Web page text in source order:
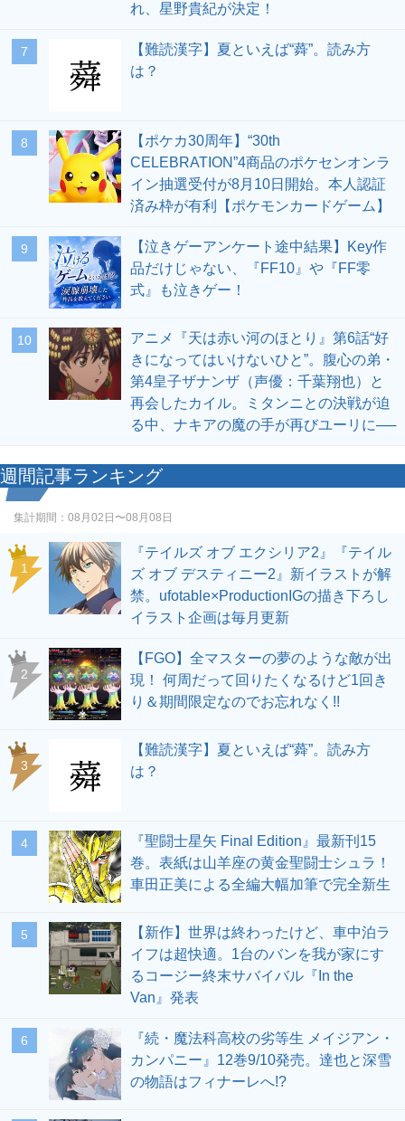
れ、星野貴紀が決定！
7
【難読漢字】夏といえば“蕣”。読み方
は？
8
【ポケカ30周年】“30th
CELEBRATION”4商品のポケセンオンラ
イン抽選受付が8月10日開始。本人認証
済み枠が有利【ポケモンカードゲーム】
9
【泣きゲーアンケート途中結果】Key作
品だけじゃない、『FF10』や『FF零
式』も泣きゲー！
10
アニメ『天は赤い河のほとり』第6話“好
きになってはいけないひと”。腹心の弟・
第4皇子ザナンザ（声優：千葉翔也）と
再会したカイル。ミタンニとの決戦が迫
る中、ナキアの魔の手が再びユーリに──
週間記事ランキング
集計期間： 08月02日〜08月08日
1
『テイルズ オブ エクシリア2』『テイル
ズ オブ デスティニー2』新イラストが解
禁。ufotable×ProductionIGの描き下ろし
イラスト企画は毎月更新
2
【FGO】全マスターの夢のような敵が出
現！ 何周だって回りたくなるけど1回き
り＆期間限定なのでお忘れなく!!
3
【難読漢字】夏といえば“蕣”。読み方
は？
4
『聖闘士星矢 Final Edition』最新刊15
巻。表紙は山羊座の黄金聖闘士シュラ！
車田正美による全編大幅加筆で完全新生
5
【新作】世界は終わったけど、車中泊ラ
イフは超快適。1台のバンを我が家にす
るコージー終末サバイバル『In the
Van』発表
6
『続・魔法科高校の劣等生 メイジアン・
カンパニー』12巻9/10発売。達也と深雪
の物語はフィナーレへ!?